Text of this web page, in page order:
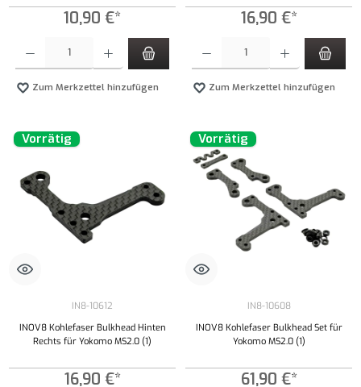
10,90 €*
Zum Merkzettel hinzufügen
16,90 €*
Zum Merkzettel hinzufügen
Vorrätig
IN8-10612
INOV8 Kohlefaser Bulkhead Hinten
Rechts für Yokomo MS2.0 (1)
16,90 €*
Vorrätig
IN8-10608
INOV8 Kohlefaser Bulkhead Set für
Yokomo MS2.0 (1)
61,90 €*